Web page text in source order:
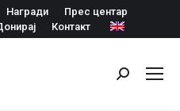
Награди
Прес центар
Контакт
Search: